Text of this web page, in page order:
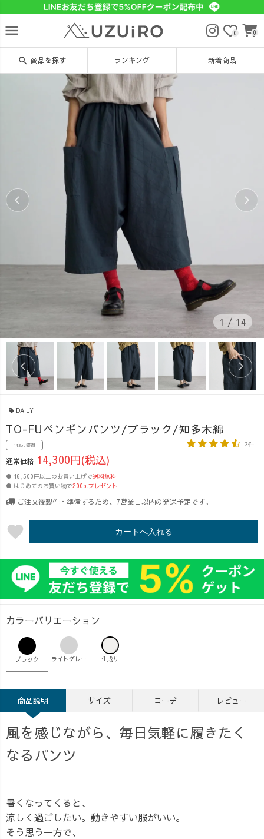
menu 0 0
search 商品を探す ランキング 新着商品
1 / 14
DAILY
TO-FUペンギンパンツ/ブラック/知多木綿
143pt 獲得 3件
通常価格 14,300円(税込)
● 16,500円以上のお買い上げで送料無料
● はじめてのお買い物で200ptプレゼント
ご注文後製作・準備するため、7営業日以内の発送予定です。
favorite カートへ入れる
カラーバリエーション
ブラック ライトグレー 生成り
商品説明 サイズ コーデ レビュー
風を感じながら、毎日気軽に履きたく
なるパンツ
暑くなってくると、
涼しく過ごしたい。動きやすい服がいい。
そう思う一方で、